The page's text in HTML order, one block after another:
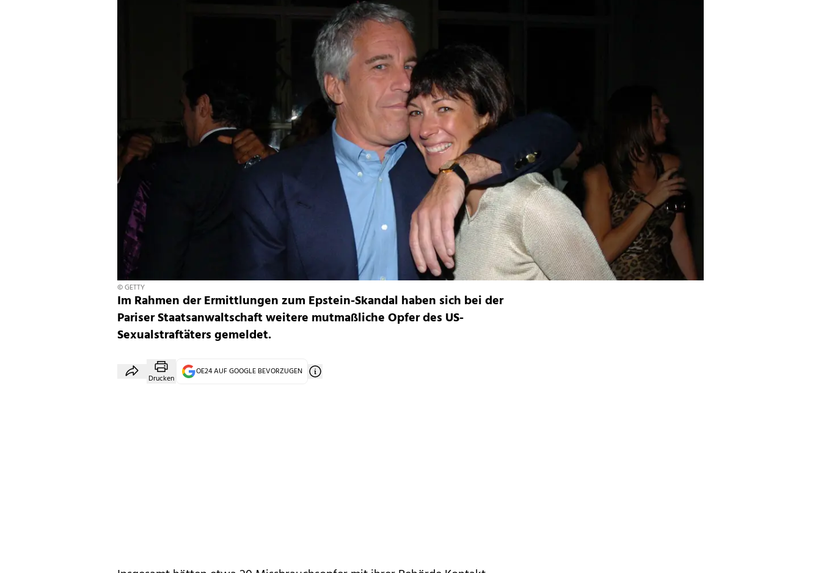
© GETTY
Im Rahmen der Ermittlungen zum Epstein-Skandal haben sich bei der
Pariser Staatsanwaltschaft weitere mutmaßliche Opfer des US-
Sexualstraftäters gemeldet.
Drucken
OE24 AUF GOOGLE BEVORZUGEN